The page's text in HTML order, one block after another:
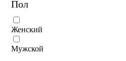
Пол
Женский
Мужской